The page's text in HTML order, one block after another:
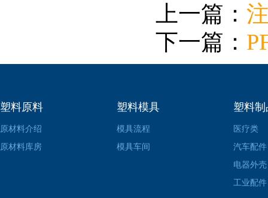
上一篇：
下一篇：
塑料原料
原材料介绍
原材料库房
塑料模具
模具流程
模具车间
塑料制
医疗类
汽车配件
电器外壳
工业配件